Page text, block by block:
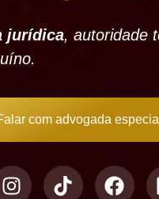
jurídica, autoridade
com advogada